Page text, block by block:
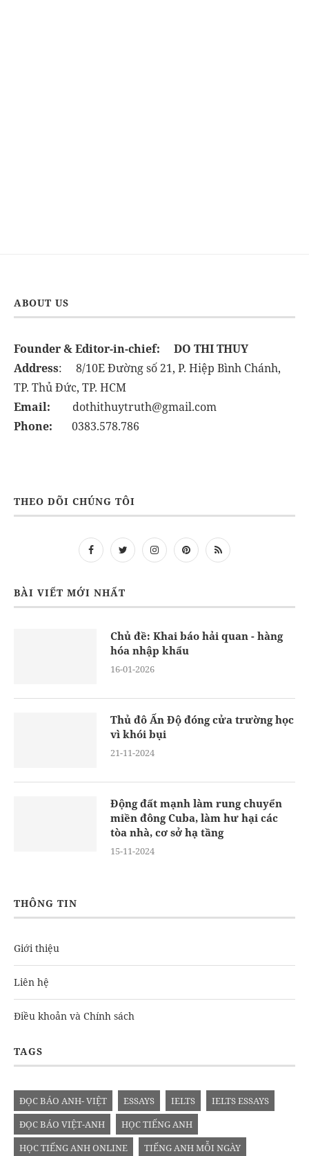
ABOUT US
Founder & Editor-in-chief:
DO THI THUY
Address: 8/10E Đường số 21, P. Hiệp Bình Chánh,
TP. Thủ Đức, TP. HCM
Email: dothithuytruth@gmail.com
Phone: 0383.578.786
THEO DÕI CHÚNG TÔI
BÀI VIẾT MỚI NHẤT
Chủ đề: Khai báo hải quan - hàng
hóa nhập khẩu
16-01-2026
Thủ đô Ấn Độ đóng cửa trường học
vì khói bụi
21-11-2024
Động đất mạnh làm rung chuyển
miền đông Cuba, làm hư hại các
tòa nhà, cơ sở hạ tầng
15-11-2024
THÔNG TIN
Giới thiệu
Liên hệ
Điều khoản và Chính sách
TAGS
ĐỌC BÁO ANH- VIỆT ESSAYS IELTS
IELTS ESSAYS
ĐỌC BÁO VIỆT-ANH
HỌC TIẾNG ANH
HỌC TIẾNG ANH ONLINE
TIẾNG ANH MỖI NGÀY